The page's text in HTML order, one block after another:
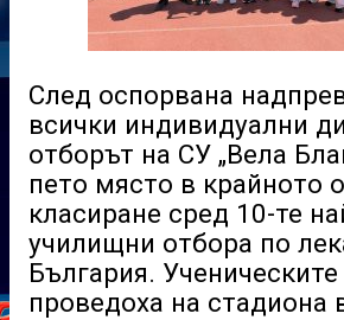
След оспорвана
всички индивидуални
отборът на СУ „Вела
пето място в крайното
класиране сред 10-те
училищни отбора по
България. Ученическите
проведоха на стадиона